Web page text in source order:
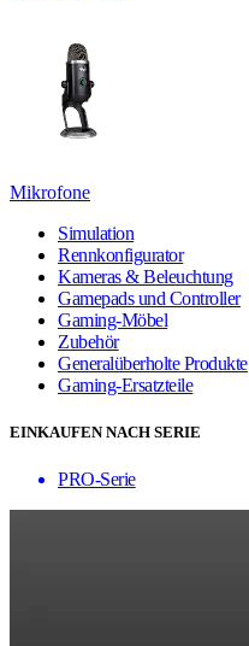
Mikrofone
Simulation
Rennkonfigurator
Kameras & Beleuchtung
Gamepads und Controller
Gaming-Möbel
Zubehör
Generalüberholte Produkte
Gaming-Ersatzteile
EINKAUFEN NACH SERIE
PRO-Serie